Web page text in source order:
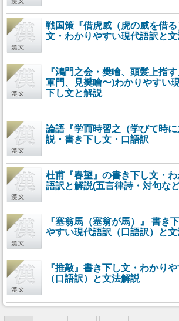
戦国策『借虎威（虎の威を借
文・わかりやすい現代語訳と
『鴻門之会・樊噲、頭髪上指
軍門、見樊噲〜)わかりやすい
下し文と解説
論語『学而時習之（学びて時
説・書き下し文・口語訳
杜甫『春望』の書き下し文・
語訳と解説(五言律詩・対句な
『塞翁馬（塞翁が馬）』 書き
やすい現代語訳（口語訳）と
『推敲』書き下し文・わかり
（口語訳）と文法解説